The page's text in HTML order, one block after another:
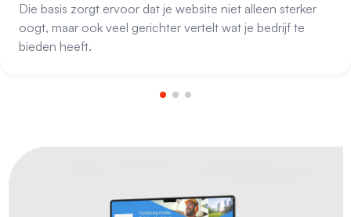
Die basis zorgt ervoor dat je website niet alleen sterker
oogt, maar ook veel gerichter vertelt wat je bedrijf te
bieden heeft.